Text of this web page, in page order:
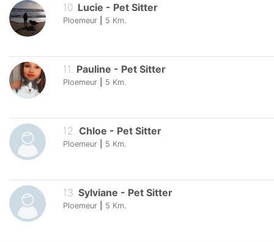
10. Lucie - Pet Sitter
Ploemeur 5 Km.
11 Pauline - Pet Sitter
Ploemeur 5 Km.
12. Chloe - Pet Sitter
Ploemeur 5 Km.
13. Sylviane - Pet Sitter
Ploemeur 5 Km.